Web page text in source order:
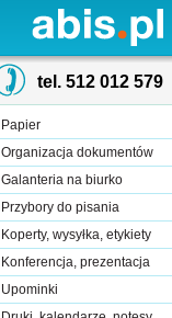
tel. 512 012 579
Papier
Organizacja dokumentów
Galanteria na biurko
Przybory do pisania
Koperty, wysyłka, etykiety
Konferencja, prezentacja
Upominki